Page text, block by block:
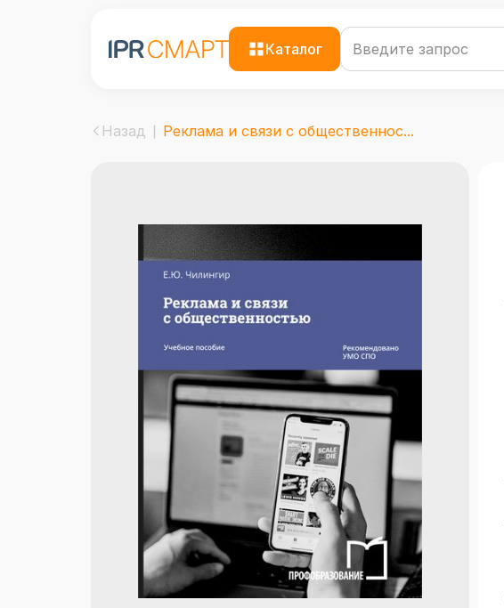
Каталог
Назад Реклама и связи с общественнос...